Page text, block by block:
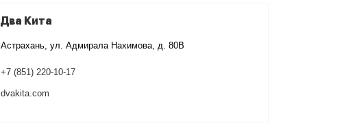
Два Кита
Астрахань, ул. Адмирала Нахимова, д. 80В
+7 (851) 220-10-17
dvakita.com